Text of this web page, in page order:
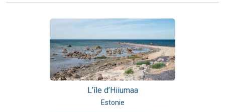
L’île d’Hiiumaa
Estonie